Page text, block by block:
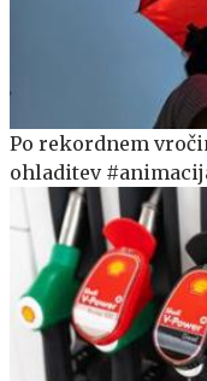
Po rekordnem
ohladitev